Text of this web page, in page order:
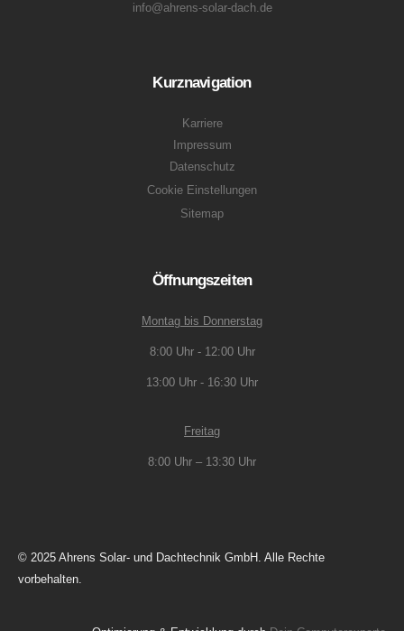
info@ahrens-solar-dach.de
Kurznavigation
Karriere
Impressum
Datenschutz
Cookie Einstellungen
Sitemap
Öffnungszeiten
Montag bis Donnerstag
8:00 Uhr - 12:00 Uhr
13:00 Uhr - 16:30 Uhr
Freitag
8:00 Uhr – 13:30 Uhr
© 2025 Ahrens Solar- und Dachtechnik GmbH. Alle Rechte
vorbehalten.